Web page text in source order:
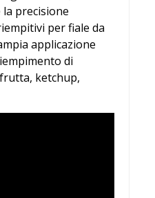
precisione
per fiale da
applicazione
di
ketchup,